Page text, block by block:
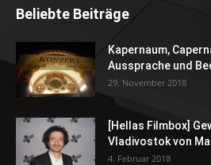
Beliebte Beiträge
Kapernaum,
Aussprache und
29. November 2018
[Hellas Filmbox]
Vladivostok von
4. Februar 2018